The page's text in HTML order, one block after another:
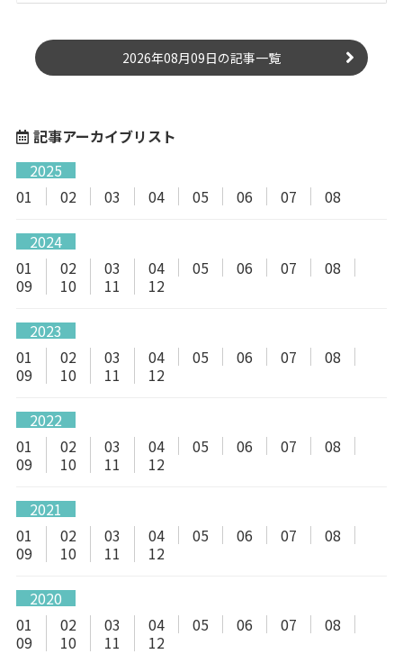
2026年08月09日の記事一覧
記事アーカイブリスト
2025
01
02 03 04 05 06 07 08
2024
01
02 03 04 05 06 07
08
09
10 11 12
2023
01
02 03 04 05 06 07
08
09
10 11 12
2022
01
02 03 04 05 06 07
08
09
10 11 12
2021
01
02 03 04 05 06 07
08
09
10 11 12
2020
01
02 03 04 05 06 07
08
09
10 11 12